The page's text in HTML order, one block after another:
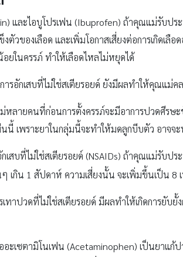
และไอบูโปรเฟน (Ibuprofen) ถ้าคุณแม่รับปร
ตัวของเลือด และเพิ่มโอกาสเสี่ยงต่อการเกิด
ยในครรภ์ ทำให้เลือดไหลไม่หยุดได้
รอักเสบที่ไม่ใช่สเตียรอยด์ ยังมีผลทำให้คุณแม่
ลายคนที่ก่อนการตั้งครรภ์จะมีอาการปวดศีรษ
นนี้ เพราะยาในกลุ่มนี้จะทำให้มดลูกบีบตัว อาจจ
เสบที่ไม่ใช่สเตียรอยด์ (NSAIDs) ถ้าคุณแม่รับปร
เกิน 1 สัปดาห์ ความเสี่ยงนั้น จะเพิ่มขึ้นเป็น 8
ทาปวดที่ไม่ใช่สเตียรอยด์ มีผลทำให้เกิดการยับ
ะเซตามิโนเฟน (Acetaminophen) เป็นยาแก้